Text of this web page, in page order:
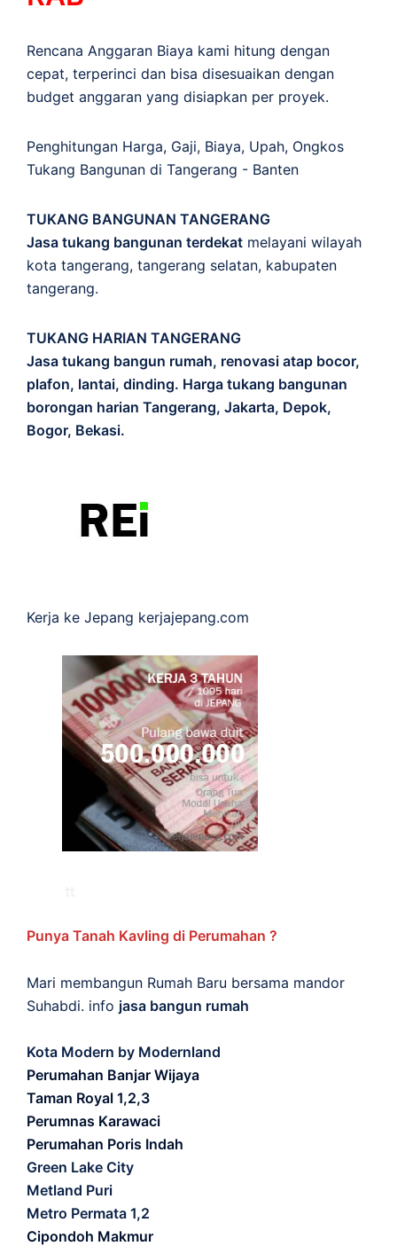
Rencana Anggaran Biaya kami hitung dengan
cepat, terperinci dan bisa disesuaikan dengan
budget anggaran yang disiapkan per proyek.
Penghitungan Harga, Gaji, Biaya, Upah, Ongkos
Tukang Bangunan di Tangerang - Banten
TUKANG BANGUNAN TANGERANG
Jasa tukang bangunan terdekat melayani wilayah
kota tangerang, tangerang selatan, kabupaten
tangerang.
TUKANG HARIAN TANGERANG
Jasa tukang bangun rumah, renovasi atap bocor,
plafon, lantai, dinding. Harga tukang bangunan
borongan harian Tangerang, Jakarta, Depok,
Bogor, Bekasi.
Kerja ke Jepang kerjajepang.com
Punya Tanah Kavling di Perumahan ?
Mari membangun Rumah Baru bersama mandor
Suhabdi. info jasa bangun rumah
Kota Modern by Modernland
Perumahan Banjar Wijaya
Taman Royal 1,2,3
Perumnas Karawaci
Perumahan Poris Indah
Green Lake City
Metland Puri
Metro Permata 1,2
Cipondoh Makmur